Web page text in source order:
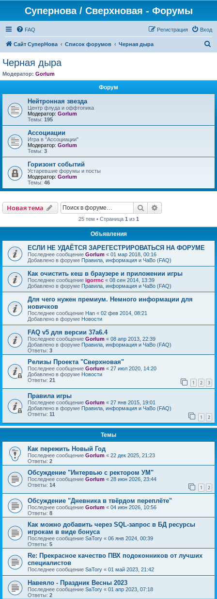
Супернова / Сверхновая - Форумы
FAQ Вход
Регистрация
Сайт СуперНова Список форумов Черная дыра
Черная дыра
Модератор: Gorlum
Форум
Нейтронная звезда
Центр флуда и оффтопика
Модератор: Gorlum
Темы: 195
Ассоциации
Игра в "Ассоциации"
Модератор: Gorlum
Темы: 3
Горизонт событий
Устаревшие форумы и посты
Модератор: Gorlum
Темы: 46
Новая тема Поиск
25 тем • Страница 1 из 1
Объявления
ЕСЛИ НЕ УДАЁТСЯ ЗАРЕГЕСТРИРОВАТЬСЯ НА ФОРУМЕ
Последнее сообщение Gorlum « 01 мар 2018, 00:16
Добавлено в форуме Правила, информация и ЧаВо (FAQ)
Как очистить кеш в браузере и приложении игры
Последнее сообщение igorrnc « 08 сен 2014, 13:39
Добавлено в форуме Правила, информация и ЧаВо (FAQ)
Для чего нужен премиум. Немного информации для
новичков
Последнее сообщение Han « 02 фев 2014, 08:21
Добавлено в форуме Новости
FAQ v5 для версии 37a6.4
Последнее сообщение Gorlum « 08 апр 2013, 22:39
Добавлено в форуме Правила, информация и ЧаВо (FAQ)
Ответы: 3
Релизы Проекта "Сверхновая"
Последнее сообщение Gorlum « 27 июл 2020, 14:20
Добавлено в форуме Новости
Ответы: 21 1 2 3
Правила игры
Последнее сообщение Gorlum « 27 янв 2015, 19:01
Добавлено в форуме Правила, информация и ЧаВо (FAQ)
Ответы: 11 1 2
Темы
Как пережить Новый Год
Последнее сообщение Gorlum « 22 дек 2025, 21:23
Ответы: 2
Обсуждение "Интервью с ректором УМ"
Последнее сообщение Gorlum « 28 июн 2026, 23:44
Ответы: 14 1 2
Обсуждение "Дневника в твёрдом переплёте"
Последнее сообщение Gorlum « 04 июн 2026, 10:56
Ответы: 8
Как можно добавить через SQL-запрос в БД ресурсы
игрокам в виде бонуса
Последнее сообщение SaTory « 06 янв 2024, 00:39
Ответы: 5
Re: Прекрасное качество ПВХ подоконников от лучших
специалистов
Последнее сообщение SaTory « 01 май 2023, 21:42
Навеяло - Праздник Весны 2023
Последнее сообщение SaTory « 01 апр 2023, 07:18
Ответы: 2